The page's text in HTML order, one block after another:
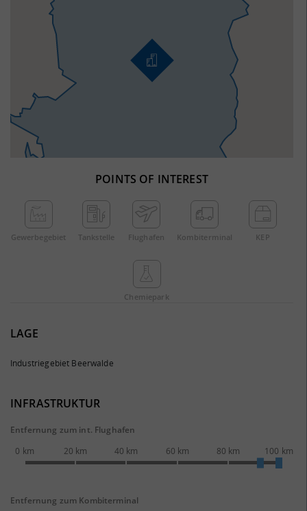
POINTS OF INTEREST
Gewerbe­gebiet Tankstelle Flughafen Kombi­terminal KEP
Chemie­park
LAGE
Industriegebiet Beerwalde
INFRASTRUKTUR
Entfernung zum int. Flughafen
0 km
20 km 40 km 60 km 80 km 100 km
Entfernung zum Kombiterminal